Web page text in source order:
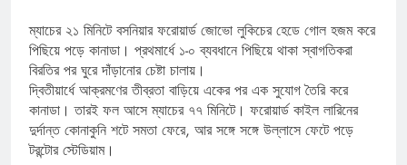
ম্যাচের ২১ মিনিটে বসনিয়ার ফরোয়ার্ড জোভো লুকিচের হেডে গোল হজম করে
পিছিয়ে পড়ে কানাডা। প্রথমার্ধে ১-০ ব্যবধানে পিছিয়ে থাকা স্বাগতিকরা
বিরতির পর ঘুরে দাঁড়ানোর চেষ্টা চালায়।
দ্বিতীয়ার্ধে আক্রমণের তীব্রতা বাড়িয়ে একের পর এক সুযোগ তৈরি করে
কানাডা। তারই ফল আসে ম্যাচের ৭৭ মিনিটে। ফরোয়ার্ড কাইল লারিনের
দুর্দান্ত কোনাকুনি শটে সমতা ফেরে, আর সঙ্গে সঙ্গে উল্লাসে ফেটে পড়ে
টরন্টোর স্টেডিয়াম।